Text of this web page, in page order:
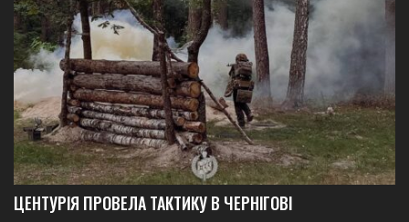
ЦЕНТУРІЯ ПРОВЕЛА ТАКТИКУ В ЧЕРНІГОВІ